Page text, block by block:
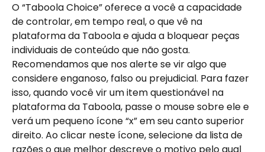
O “Taboola Choice” oferece a você a capacidade
de controlar, em tempo real, o que vê na
plataforma da Taboola e ajuda a bloquear peças
individuais de conteúdo que não gosta.
Recomendamos que nos alerte se vir algo que
considere enganoso, falso ou prejudicial. Para fazer
isso, quando você vir um item questionável na
plataforma da Taboola, passe o mouse sobre ele e
verá um pequeno ícone “x” em seu canto superior
direito. Ao clicar neste ícone, selecione da lista de